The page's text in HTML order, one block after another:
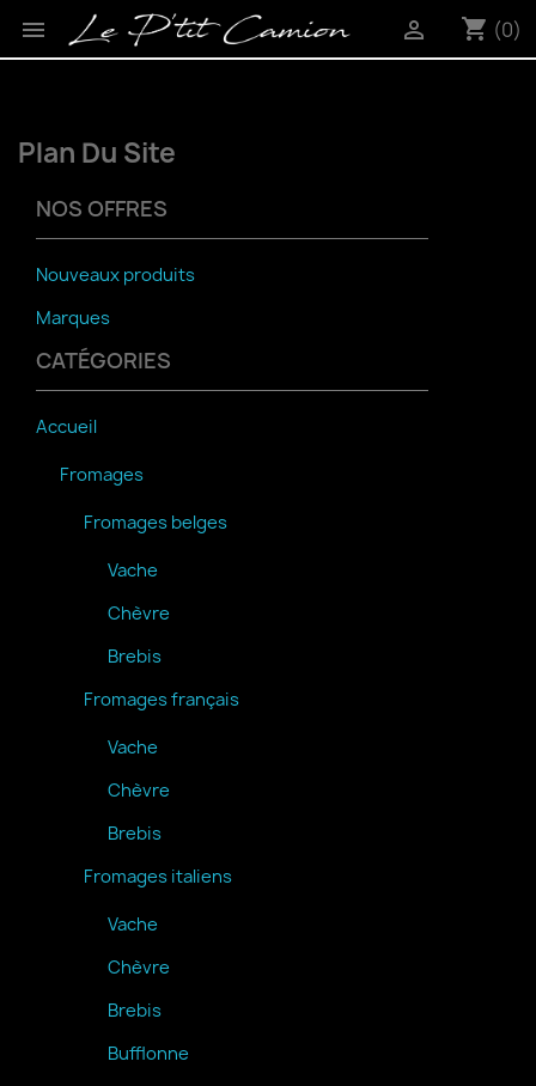
 shopping_cart (0)

Plan Du Site
NOS OFFRES
Nouveaux produits
Marques
CATÉGORIES
Accueil
Fromages
Fromages belges
Vache
Chèvre
Brebis
Fromages français
Vache
Chèvre
Brebis
Fromages italiens
Vache
Chèvre
Brebis
Bufflonne